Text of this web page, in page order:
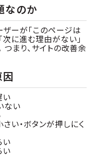
なのか
ーが「このページは
次に進む理由がない」
まり、サイトの改善余
い
ない
い・ボタンが押しにく
い
い